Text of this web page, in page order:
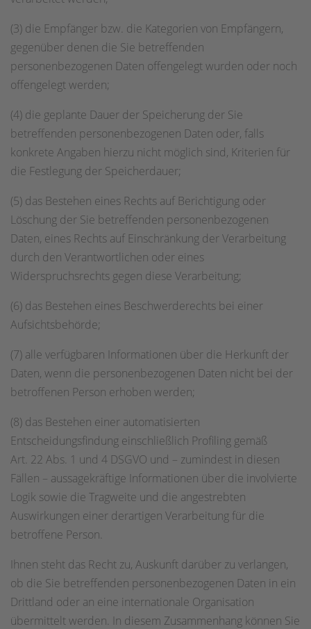
(3) die Empfänger bzw. die Kategorien von Empfängern,
gegenüber denen die Sie betreffenden
personenbezogenen Daten offengelegt wurden oder noch
offengelegt werden;
(4) die geplante Dauer der Speicherung der Sie
betreffenden personenbezogenen Daten oder, falls
konkrete Angaben hierzu nicht möglich sind, Kriterien für
die Festlegung der Speicherdauer;
(5) das Bestehen eines Rechts auf Berichtigung oder
Löschung der Sie betreffenden personenbezogenen
Daten, eines Rechts auf Einschränkung der Verarbeitung
durch den Verantwortlichen oder eines
Widerspruchsrechts gegen diese Verarbeitung;
(6) das Bestehen eines Beschwerderechts bei einer
Aufsichtsbehörde;
(7) alle verfügbaren Informationen über die Herkunft der
Daten, wenn die personenbezogenen Daten nicht bei der
betroffenen Person erhoben werden;
(8) das Bestehen einer automatisierten
Entscheidungsfindung einschließlich Profiling gemäß
Art. 22 Abs. 1 und 4 DSGVO und – zumindest in diesen
Fällen – aussagekräftige Informationen über die involvierte
Logik sowie die Tragweite und die angestrebten
Auswirkungen einer derartigen Verarbeitung für die
betroffene Person.
Ihnen steht das Recht zu, Auskunft darüber zu verlangen,
ob die Sie betreffenden personenbezogenen Daten in ein
Drittland oder an eine internationale Organisation
übermittelt werden. In diesem Zusammenhang können Sie